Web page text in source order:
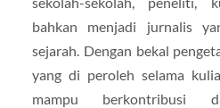
bahkan menjadi jurnalis
sejarah. Dengan bekal
yang di peroleh selama
mampu berkontribusi